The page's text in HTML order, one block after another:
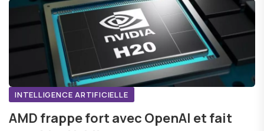
INTELLIGENCE ARTIFICIELLE
AMD frappe fort avec OpenAI et fait